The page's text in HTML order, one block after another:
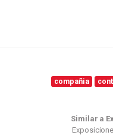
compañia
Similar a